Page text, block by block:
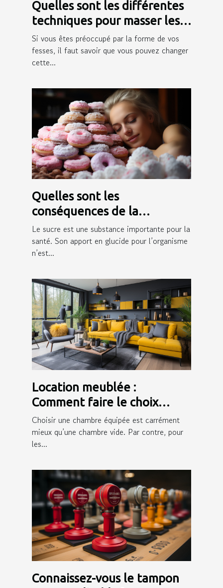
Quelles sont les différentes
techniques pour masser les
fesses ?
Si vous êtes préoccupé par la forme de vos
fesses, il faut savoir que vous pouvez changer
cette...
Quelles sont les
conséquences de la
consommation du sucre sur
la peau ?
Le sucre est une substance importante pour la
santé. Son apport en glucide pour l’organisme
n’est...
Location meublée :
Comment faire le choix
d’une bonne assurance ?
Choisir une chambre équipée est carrément
mieux qu’une chambre vide. Par contre, pour
les...
Connaissez-vous le tampon